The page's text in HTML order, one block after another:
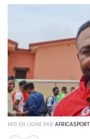
MIS EN LIGNE PAR AFRICASPORT